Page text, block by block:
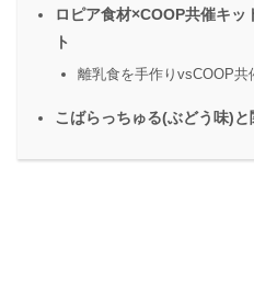
ロピア食材×COOP共催キッ
ト
離乳食を手作りvsCOOP共
こばらっちゅる(ぶどう味)